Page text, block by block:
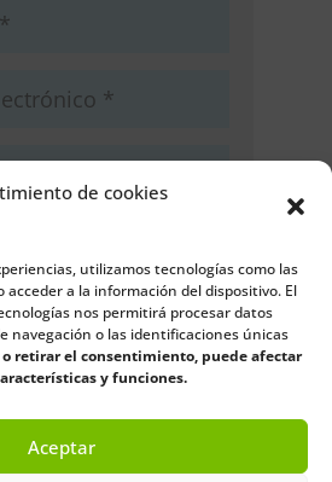
de cookies
utilizamos tecnologías como las
a la información del dispositivo. El
nos permitirá procesar datos
navegación o las identificaciones únicas
retirar el consentimiento, puede afectar
y funciones.
Aceptar
nombre, correo
en este navegador
vez que comente.
comentario